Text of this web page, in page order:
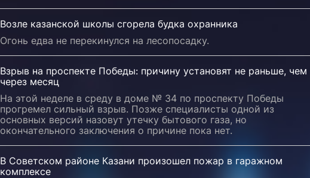
Возле казанской школы сгорела будка охранника
Огонь едва не перекинулся на лесопосадку.
Взрыв на проспекте Победы: причину установят не раньше, чем
через месяц
На этой неделе в среду в доме № 34 по проспекту Победы
прогремел сильный взрыв. Позже специалисты одной из
основных версий назовут утечку бытового газа, но
окончательного заключения о причине пока нет.
В Советском районе Казани произошел пожар в гаражном
комплексе